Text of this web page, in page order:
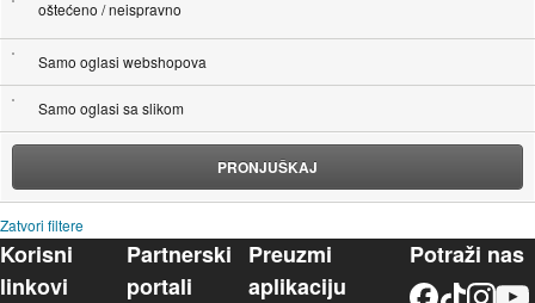
oštećeno / neispravno
Samo oglasi webshopova
Samo oglasi sa slikom
PRONJUŠKAJ
Zatvori filtere
Korisni
linkovi
Partnerski
portali
Preuzmi
aplikaciju
Potraži nas